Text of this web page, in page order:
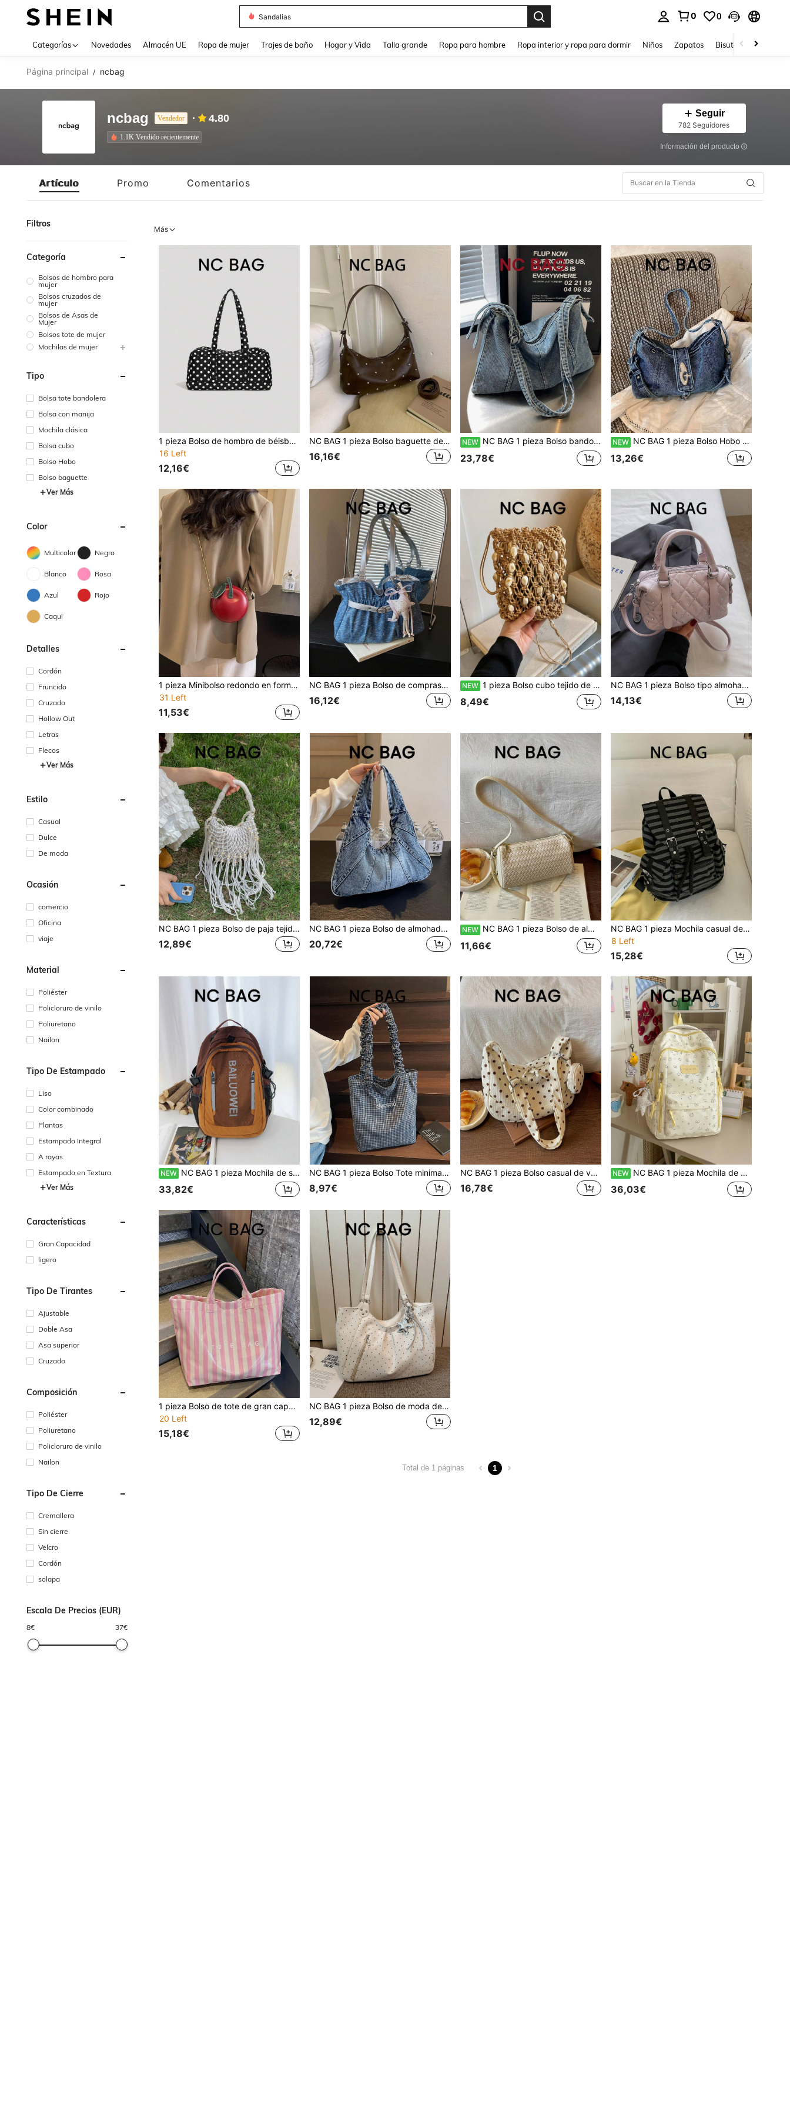
Tops
0 0
Categorías Novedades Almacén UE Ropa de mujer Trajes de baño Hogar y Vida Talla grande Ropa para hombre Ropa interior y ropa para dormir Niños Zapatos Bisutería Y
Página principal / ncbag
ncbag Vendedor 4.80
1.1K Vendido recientemente
Seguir
782 Seguidores
Información del producto
Artículo Promo Comentarios
Filtros
Categoría
Bolsos de hombro para
mujer
Bolsos cruzados de
mujer
Bolsos de Asas de
Mujer
Bolsos tote de mujer
Mochilas de mujer
Tipo
Bolsa tote bandolera
Bolsa con manija
Mochila clásica
Bolsa cubo
Bolso Hobo
Bolso baguette
Ver Más
Color
Multicolor Negro
Blanco Rosa
Azul Rojo
Caqui
Detalles
Cordón
Fruncido
Cruzado
Hollow Out
Letras
Flecos
Ver Más
Estilo
Casual
Dulce
De moda
Ocasión
comercio
Oficina
viaje
Material
Poliéster
Policloruro de vinilo
Poliuretano
Nailon
Tipo De Estampado
Liso
Color combinado
Plantas
Estampado Integral
A rayas
Estampado en Textura
Ver Más
Características
Gran Capacidad
ligero
Tipo De Tirantes
Ajustable
Doble Asa
Asa superior
Cruzado
Composición
Poliéster
Poliuretano
Policloruro de vinilo
Nailon
Tipo De Cierre
Cremallera
Sin cierre
Velcro
Cordón
solapa
Escala De Precios (EUR)
8€ 37€
Más
1 pieza Bolso de hombro de béisbol con lunares de contraste para mujer, bolso tote de gran capacidad de moda, bolso de viaje para viajes cortos, bolso de tela con múltiples bolsillos para deportes al aire libre
16 Left
12,16€
NC BAG 1 pieza Bolso baguette de verano holgado de cuero PU suave con remaches, bolso de mano de diseño de nicho, bolso de hombro premium para ir al trabajo, bolso cruzado casual de moda para mujer
16,16€
NEW NC BAG 1 pieza Bolso bandolera holgado casual de verano Bolso hobo minimalista Bolso tote de gran capacidad para ir al trabajo Bolso de hombro de mezclilla versátil Bolso de moda para mujer
23,78€
NEW NC BAG 1 pieza Bolso Hobo de gran capacidad minimalista y holgado para verano, bolso cruzado versátil de tela vaquera artística y fresca estilo Ins para ir al trabajo, bolso de hombro casual, bolso de moda para mujer
13,26€
1 pieza Minibolso redondo en forma de concha de mujer para manzana, bolso cruzado de moda para llaves y monedas, adecuado como regalo para citas
31 Left
11,53€
NC BAG 1 pieza Bolso de compras de verano minimalista con diseño de nube plisado, bolso tote de gran capacidad para ir al trabajo, bolso de moda para mujer, bolso versátil de oficina, bolso de hombro estilo Ins, bolso de mano casual con colgante
16,12€
NEW 1 pieza Bolso cubo tejido de unicolor con diseño calado, bolso de hombro minimalista, bolso cruzado versátil para teléfono mini para citas de verano
8,49€
NC BAG 1 pieza Bolso tipo almohada de cuero PU suave y holgado de verano con decoración de strass, bolso Boston de alta gama, bolso de compras, bolso de hombro minimalista para ir al trabajo, bolso cruzado casual, bolso de moda para mujer
14,13€
NC BAG 1 pieza Bolso de paja tejido estilo coreano tipo slouchy, bolso bandolera de ganchillo con borlas, bolso de hombro versátil de verano, bolso de mano casual, bolso de moda para mujer
12,89€
NC BAG 1 pieza Bolso de almohada creciente minimalista de verano, bolso baguette versátil estilo INS, bolso de hombro holgado de gran capacidad para ir al trabajo, bolso de mano de mezclilla, bolso de moda bajo el brazo para mujeres
20,72€
NEW NC BAG 1 pieza Bolso de almohada minimalista casual de verano Bolso baguette tejido Bolso bandolera vintage Bolso de hombro de cuero PU Bolso de mano premium Bolso versátil de moda para ir al trabajo Bolso de axila para mujeres
11,66€
NC BAG 1 pieza Mochila casual de moda holgada a rayas para mujer, bolsa escolar versátil de estilo minimalista artístico para estudiantes universitarios, clases y desplazamientos, gran capacidad
8 Left
15,28€
NEW NC BAG 1 pieza Mochila de senderismo de moda de verano para mujeres y hombres, mochila deportiva para trekking al aire libre, mochila escolar de gran capacidad, bolsa de viaje impermeable para desplazamientos y entrenamiento físico
33,82€
NC BAG 1 pieza Bolso Tote minimalista de verano con textura holgada, bolso de mano casual de gran capacidad, bolso de hombro ligero para uso diario, versátil, estilo Ins de moda para estudiantes y mujeres
8,97€
NC BAG 1 pieza Bolso casual de verano holgado minimalista para estudiantes, viajes y nómadas, versátil, estilo Ins, bolso bandolera y de hombro para mujer, bolso de moda
16,78€
NEW NC BAG 1 pieza Mochila de viaje de moda de verano para mujer, mochila escolar de estilo Ins simple y versátil para estudiantes universitarios, mochila de gran capacidad para uso diario y desplazamientos
36,03€
1 pieza Bolso de tote de gran capacidad de PVC para mujer, bolso de playa a rayas de moda, adecuado para estudiantes universitarias y atuendos elegantes
20 Left
15,18€
NC BAG 1 pieza Bolso de moda de verano para mujer, bolso de compras minimalista, bolso tote de gran capacidad para estudiantes, bolso de mano casual, puede caber libros de texto, bolso grande para el campus, bolso de hombro versátil estilo Ins
12,89€
Total de 1 páginas 1